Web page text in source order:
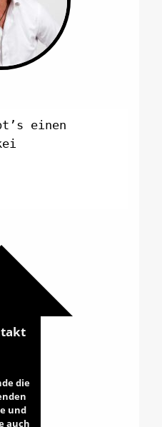
einen
die
und
auch